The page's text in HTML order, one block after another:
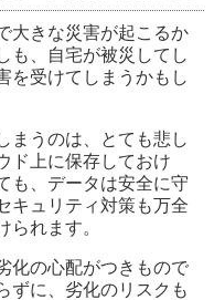
大きな災害が起こるか
も、自宅が被災してし
を受けてしまうかもし
まうのは、とても悲し
ド上に保存しておけ
も、データは安全に守
キュリティ対策も万全
られます。
化の心配がつきもので
ずに、劣化のリスクも